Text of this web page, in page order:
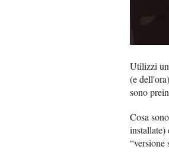
Utilizzi
(e
sono
Cosa
installate)
“versione